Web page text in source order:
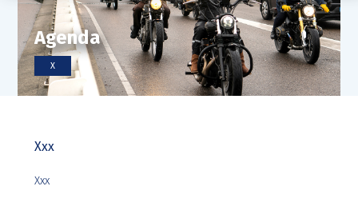
Agenda
X
Xxx
Xxx